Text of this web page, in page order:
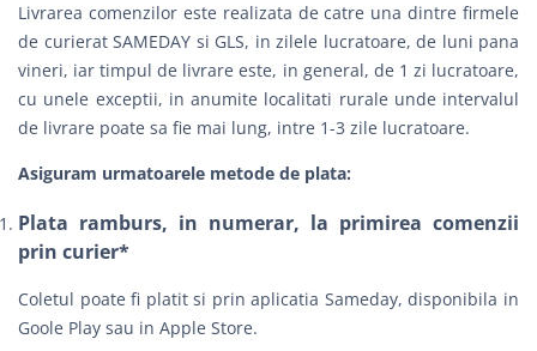
Livrarea comenzilor este realizata de catre una dintre firmele
de curierat SAMEDAY si GLS, in zilele lucratoare, de luni pana
vineri, iar timpul de livrare este, in general, de 1 zi lucratoare,
cu unele exceptii, in anumite localitati rurale unde intervalul
de livrare poate sa fie mai lung, intre 1-3 zile lucratoare.
Asiguram urmatoarele metode de plata:
Plata ramburs, in numerar, la primirea comenzii
prin curier*
Coletul poate fi platit si prin aplicatia Sameday, disponibila in
Goole Play sau in Apple Store.